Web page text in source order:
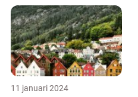
11 januari 2024